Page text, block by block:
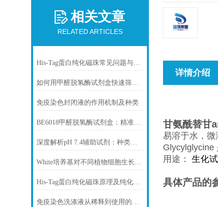
相关文章
RELATED ARTICLES
His-Tag蛋白纯化磁珠常见问题与解决方案
如何用甲醛脱氢酶试剂盒快速筛查食品中甲醛残留？
免疫染色封闭液的作用机制及种类
BE6018甲醛脱氢酶试剂盒：精准检测赋能多领域，标准化流程破解行业痛点
深度解析pH 7.4辅助试剂：种类、选择
White培养基对不同植物细胞生长的影响
His-Tag蛋白纯化磁珠原理及纯化步骤
免疫染色洗涤液从稀释到使用的完整流程
详情介绍
甘氨酰替甘
易溶于水，
Glycylglycine
用途： 生化
具体产品的